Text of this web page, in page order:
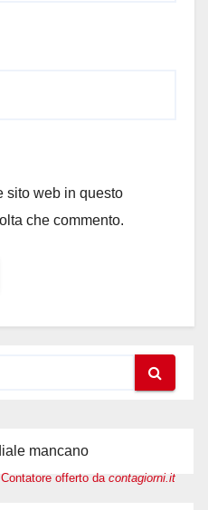
sito web in questo
che commento.
mancano
Contatore offerto da contagiorni.it